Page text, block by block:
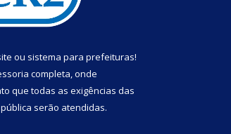
ou sistema para prefeituras!
completa, onde
que todas as exigências das
serão atendidas.